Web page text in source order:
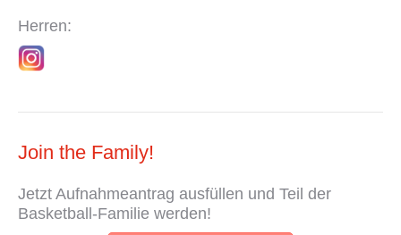
Herren:
Join the Family!
Jetzt Aufnahmeantrag ausfüllen und Teil der
Basketball-Familie werden!